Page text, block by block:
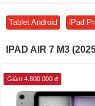
Tablet Android iPad
IPAD AIR 7 M3
Giảm 4.800.000 đ